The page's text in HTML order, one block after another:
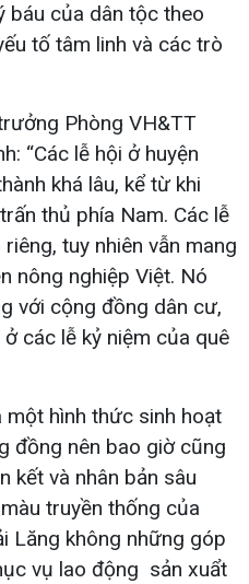
báu của dân tộc theo
tố tâm linh và các trò
Phòng VH&TT
“Các lễ hội ở huyện
khá lâu, kể từ khi
thủ phía Nam. Các lễ
tuy nhiên vẫn mang
nông nghiệp Việt. Nó
với cộng đồng dân cư,
các lễ kỷ niệm của quê
một hình thức sinh hoạt
đồng nên bao giờ cũng
kết và nhân bản sâu
truyền thống của
Lăng không những góp
vụ lao động sản xuẩt